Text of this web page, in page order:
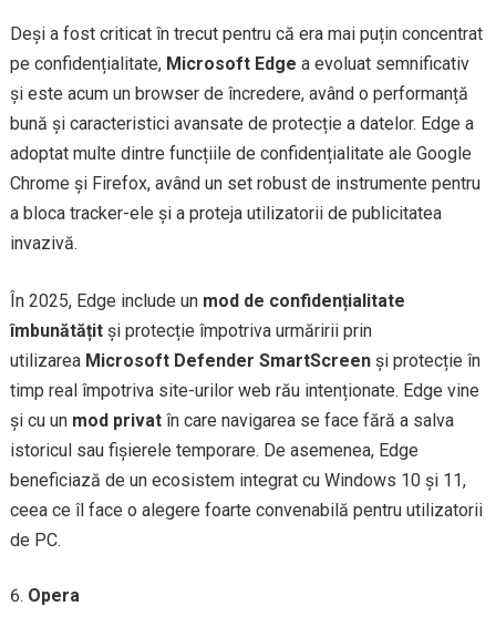
Deși a fost criticat în trecut pentru că era mai puțin concentrat
pe confidențialitate, Microsoft Edge a evoluat semnificativ
și este acum un browser de încredere, având o performanță
bună și caracteristici avansate de protecție a datelor. Edge a
adoptat multe dintre funcțiile de confidențialitate ale Google
Chrome și Firefox, având un set robust de instrumente pentru
a bloca tracker-ele și a proteja utilizatorii de publicitatea
invazivă.
În 2025, Edge include un mod de confidențialitate
îmbunătățitși protecție împotriva urmăririi prin
utilizarea Microsoft Defender SmartScreenși protecție în
timp real împotriva site-urilor web rău intenționate. Edge vine
și cu un mod privatîn care navigarea se face fără a salva
istoricul sau fișierele temporare. De asemenea, Edge
beneficiază de un ecosistem integrat cu Windows 10 și 11,
ceea ce îl face o alegere foarte convenabilă pentru utilizatorii
de PC.
Opera